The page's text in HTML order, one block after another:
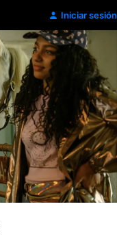
Iniciar sesión